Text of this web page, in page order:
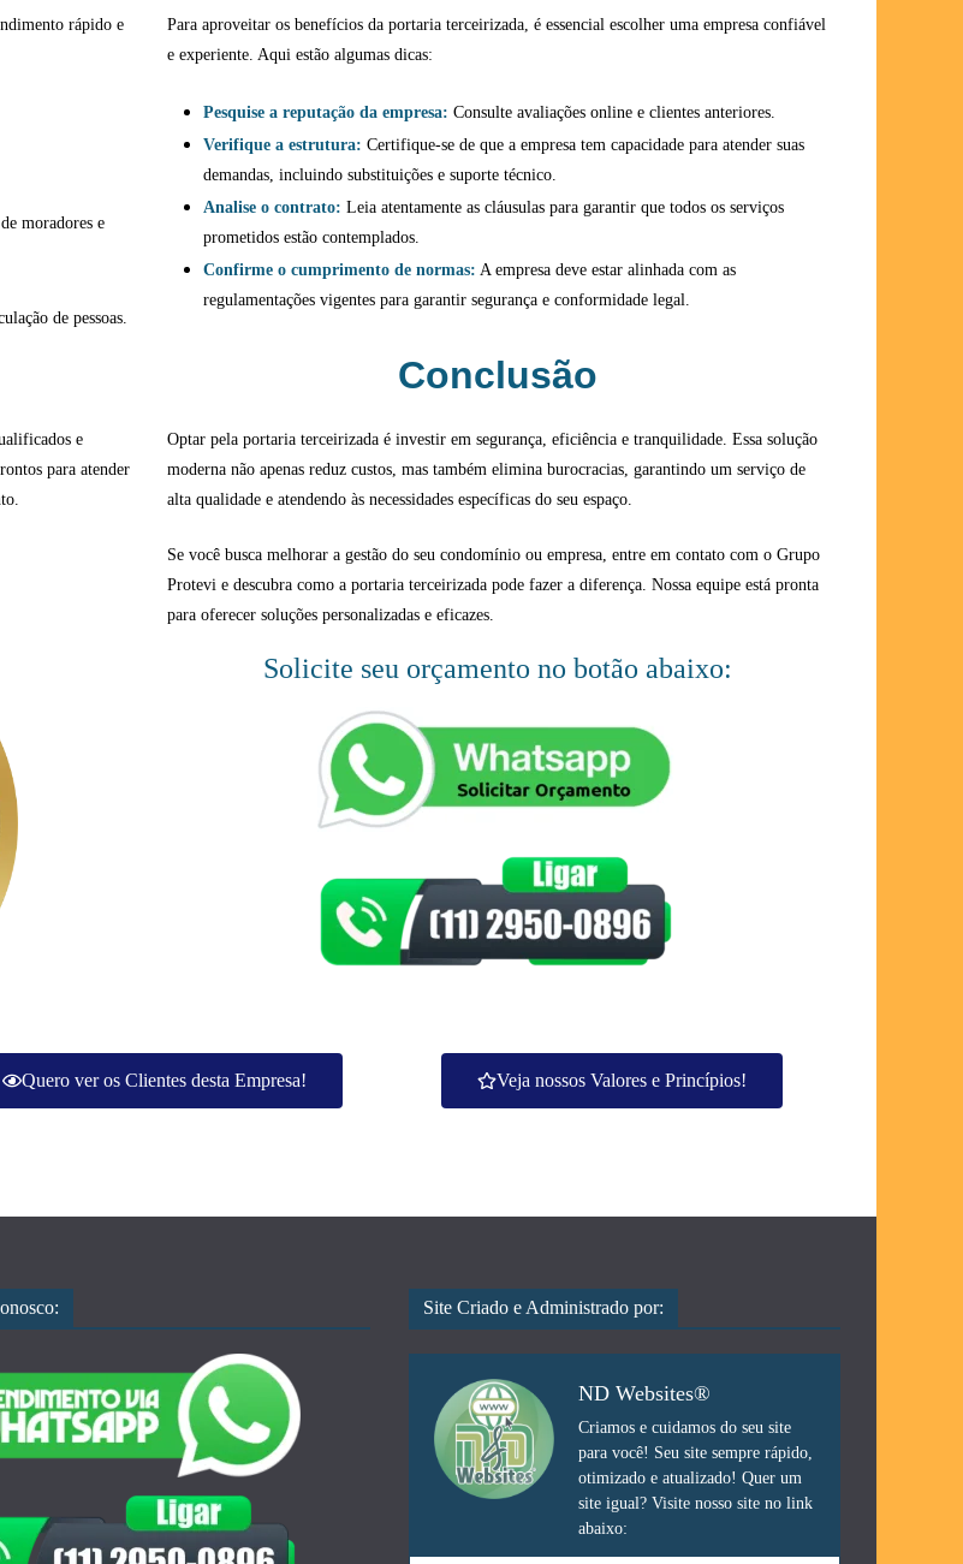
rápido e
moradores e
de pessoas.
e
para atender
Para aproveitar os benefícios da portaria terceirizada, é essencial escolher uma empresa confiável
e experiente. Aqui estão algumas dicas:
Pesquise a reputação da empresa: Consulte avaliações online e clientes anteriores.
Verifique a estrutura: Certifique-se de que a empresa tem capacidade para atender suas
demandas, incluindo substituições e suporte técnico.
Analise o contrato: Leia atentamente as cláusulas para garantir que todos os serviços
prometidos estão contemplados.
Confirme o cumprimento de normas: A empresa deve estar alinhada com as
regulamentações vigentes para garantir segurança e conformidade legal.
Conclusão
Optar pela portaria terceirizada é investir em segurança, eficiência e tranquilidade. Essa solução
moderna não apenas reduz custos, mas também elimina burocracias, garantindo um serviço de
alta qualidade e atendendo às necessidades específicas do seu espaço.
Se você busca melhorar a gestão do seu condomínio ou empresa, entre em contato com o Grupo
Protevi e descubra como a portaria terceirizada pode fazer a diferença. Nossa equipe está pronta
para oferecer soluções personalizadas e eficazes.
Solicite seu orçamento no botão abaixo:
Quero ver os Clientes desta Empresa! Veja nossos Valores e Princípios!
Site Criado e Administrado por:
ND Websites®
Criamos e cuidamos do seu site
para você! Seu site sempre rápido,
otimizado e atualizado! Quer um
site igual? Visite nosso site no link
abaixo: